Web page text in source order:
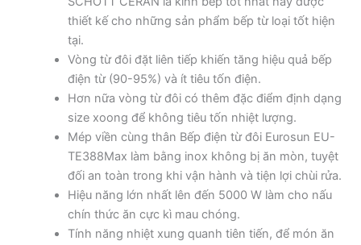
thiết kế cho những sản phẩm bếp từ loại tốt hiện
tại.
Vòng từ đôi đặt liên tiếp khiến tăng hiệu quả bếp
điện từ (90-95%) và ít tiêu tốn điện.
Hơn nữa vòng từ đôi có thêm đặc điểm định dạng
size xoong để không tiêu tốn nhiệt lượng.
Mép viền cùng thân Bếp điện từ đôi Eurosun EU-
TE388Max làm bằng inox không bị ăn mòn, tuyệt
đối an toàn trong khi vận hành và tiện lợi chùi rửa.
Hiệu năng lớn nhất lên đến 5000 W làm cho nấu
chín thức ăn cực kì mau chóng.
Tính năng nhiệt xung quanh tiên tiến, để món ăn